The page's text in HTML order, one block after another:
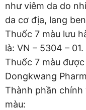
như viêm da do
da cơ địa, lang
Thuốc 7 màu lưu
là: VN – 5304 – 01.
Thuốc 7 màu
Dongkwang
Thành phần chính
màu: